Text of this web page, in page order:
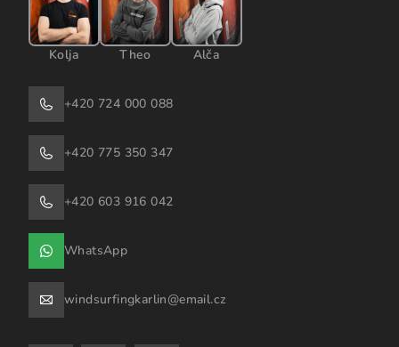
Kolja Theo Alča
+420 724 000 088
+420 775 350 347
+420 603 916 042
WhatsApp
windsurfingkarlin@email.cz